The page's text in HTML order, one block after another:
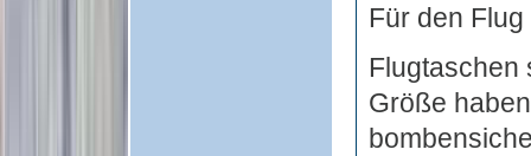
Für den
Flugtaschen
Größe